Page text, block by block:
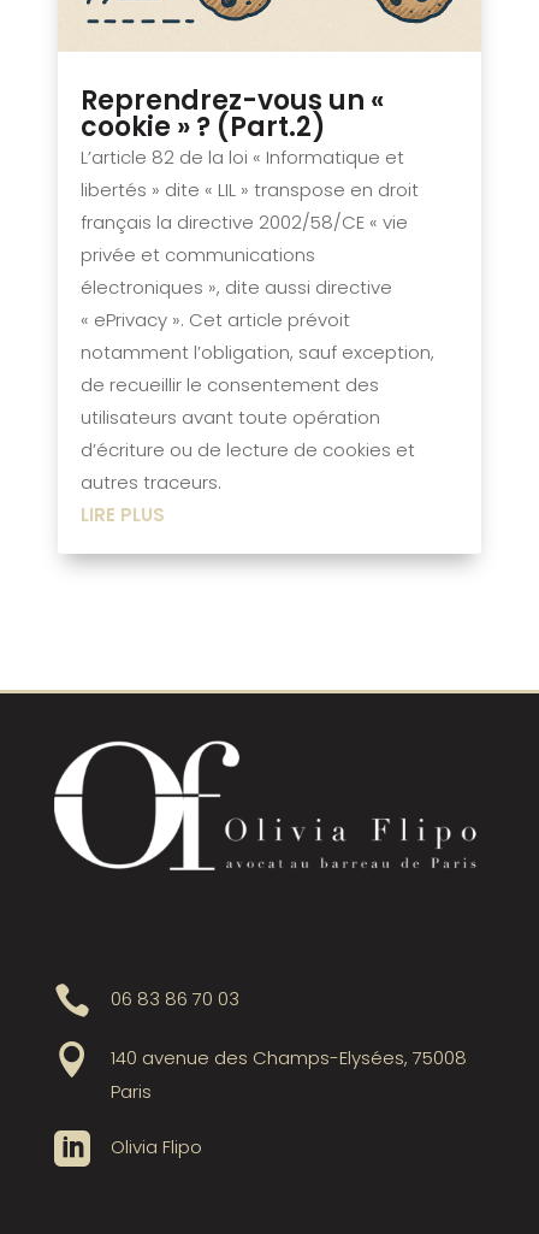
Reprendrez-vous un «
cookie » ? (Part.2)
L’article 82 de la loi « Informatique et
libertés » dite « LIL » transpose en droit
français la directive 2002/58/CE « vie
privée et communications
électroniques », dite aussi directive
« ePrivacy ». Cet article prévoit
notamment l’obligation, sauf exception,
de recueillir le consentement des
utilisateurs avant toute opération
d’écriture ou de lecture de cookies et
autres traceurs.
LIRE PLUS
 06 83 86 70 03

140 avenue des Champs-Elysées, 75008
Paris
 Olivia Flipo